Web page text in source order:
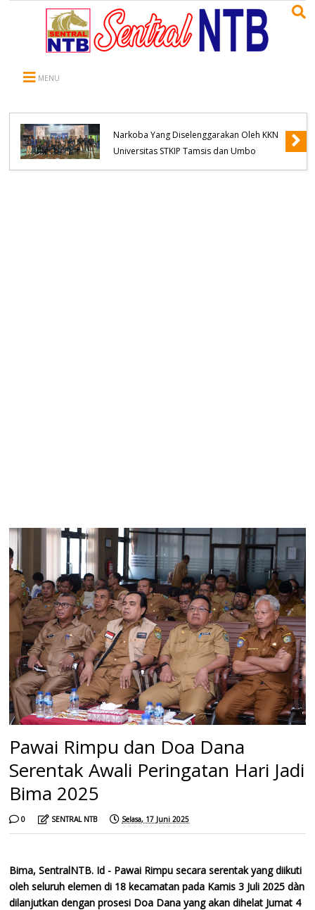
MENU
Satreskrim Polres Bima Kabupaten Olah
TKP, Pihak Keluarga Menolak Diautopsi
Pawai Rimpu dan Doa Dana
Serentak Awali Peringatan Hari Jadi
Bima 2025
0 SENTRAL NTB Selasa, 17 Juni 2025
Bima, SentralNTB. Id - Pawai Rimpu secara serentak yang diikuti
oleh seluruh elemen di 18 kecamatan pada Kamis 3 Juli 2025 dàn
dilanjutkan dengan prosesi Doa Dana yang akan dihelat Jumat 4